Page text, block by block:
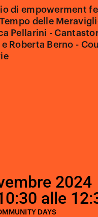
di empowerment
delle
Pellarini -
Roberta Berno -
2024
alle
DAYS